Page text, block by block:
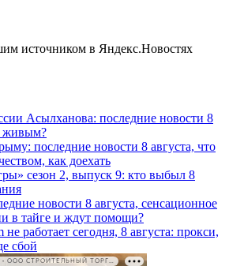
источником в Яндекс.Новостях
Асылханова: последние новости 8
живым?
последние новости 8 августа, что
как доехать
сезон 2, выпуск 9: кто выбыл 8
новости 8 августа, сенсационное
в тайге и ждут помощи?
работает сегодня, 8 августа: прокси,
сбой
РЕКЛАМА • ООО СТРОИТЕЛЬНЫЙ ТОРГОВЫЙ ДОМ «ПЕТРОВИЧ». ИНН: 7802348846